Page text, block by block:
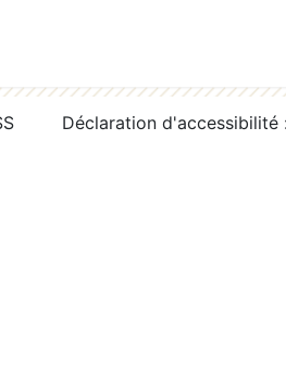
Déclaration